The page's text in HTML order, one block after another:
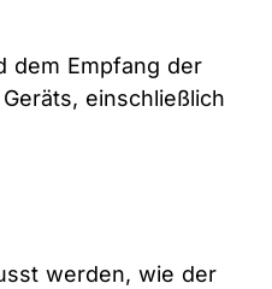
dem Empfang der
einschließlich
werden, wie der